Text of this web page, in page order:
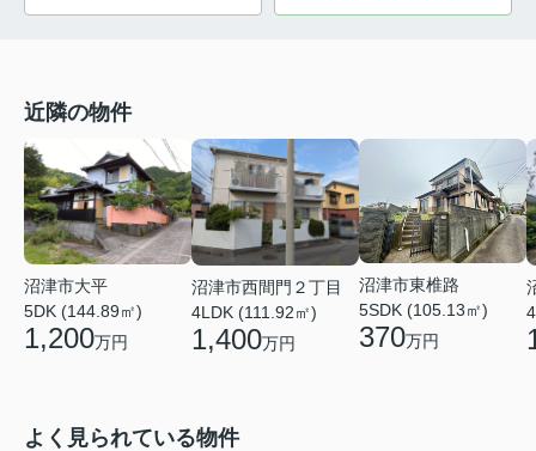
近隣の物件
沼津市大平
5DK (144.89㎡)
1,200万円
沼津市西間門２丁目
4LDK (111.92㎡)
1,400万円
沼津市東椎路
5SDK (105.13㎡)
370万円
よく見られている物件